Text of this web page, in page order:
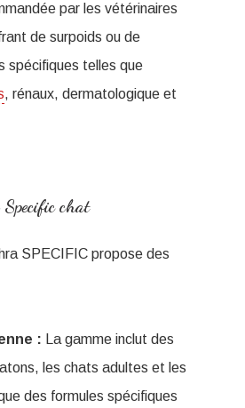
par les vétérinaires
de surpoids ou de
spécifiques telles que
, rénaux, dermatologique et
Specific chat
SPECIFIC propose des
:
La gamme inclut des
les chats adultes et les
des formules spécifiques